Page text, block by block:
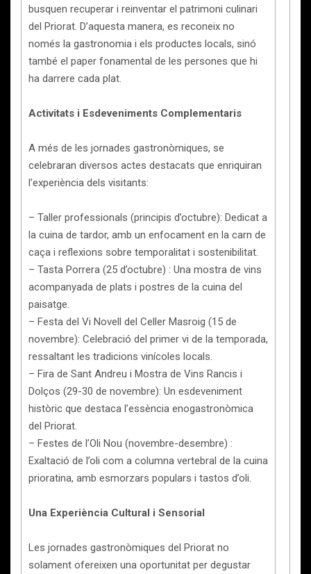
busquen recuperar i reinventar el patrimoni culinari
del Priorat. D’aquesta manera, es reconeix no
només la gastronomia i els productes locals, sinó
també el paper fonamental de les persones que hi
ha darrere cada plat.
Activitats i Esdeveniments Complementaris
A més de les jornades gastronòmiques, se
celebraran diversos actes destacats que enriquiran
l’experiència dels visitants:
– Taller professionals (principis d’octubre): Dedicat a
la cuina de tardor, amb un enfocament en la carn de
caça i reflexions sobre temporalitat i sostenibilitat.
– Tasta Porrera (25 d’octubre) : Una mostra de vins
acompanyada de plats i postres de la cuina del
paisatge.
– Festa del Vi Novell del Celler Masroig (15 de
novembre): Celebració del primer vi de la temporada,
ressaltant les tradicions vinícoles locals.
– Fira de Sant Andreu i Mostra de Vins Rancis i
Dolços (29-30 de novembre): Un esdeveniment
històric que destaca l’essència enogastronòmica
del Priorat.
– Festes de l’Oli Nou (novembre-desembre) :
Exaltació de l’oli com a columna vertebral de la cuina
prioratina, amb esmorzars populars i tastos d’oli.
Una Experiència Cultural i Sensorial
Les jornades gastronòmiques del Priorat no
solament ofereixen una oportunitat per degustar